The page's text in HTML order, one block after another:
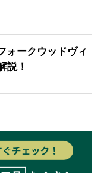
ォークウッドヴィ
説！